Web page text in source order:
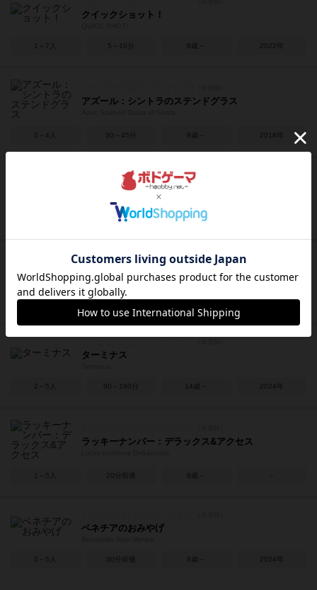
クイックショット！
1～7人 5～10分 8歳～ 2022年
アズール：シントラのステンドグラス
2～4人 30～45分 8歳～ 2018年
キャメルアップ（新版）
30～45分 8歳～
リカーマイスター
Liquor Meister
ターミナス
2～5人 90～180分 14歳～ 2024年
ラッキーナンバー：デラックス&アクセス
1～5人 20分前後 8歳～
ベネチアのおみやげ
2～5人 30分前後 8歳～ 2024年